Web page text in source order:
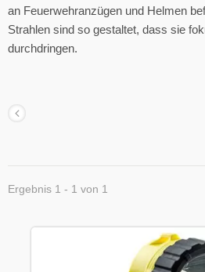
an Feuerwehranzügen und Helmen
Strahlen sind so gestaltet, dass sie
durchdringen.
Ergebnis 1 - 1 von 1